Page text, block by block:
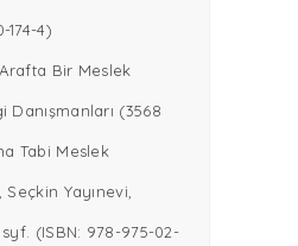
174-4)
Bir Meslek
Danışmanları (3568
Tabi Meslek
Seçkin Yayınevi,
(ISBN: 978-975-02-